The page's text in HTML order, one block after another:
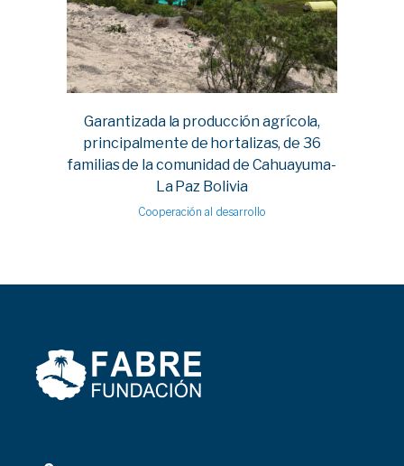
Garantizada la producción agrícola,
principalmente de hortalizas, de 36
familias de la comunidad de Cahuayuma-
La Paz Bolivia
Cooperación al desarrollo